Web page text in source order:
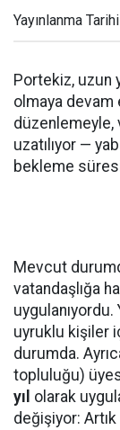
Yayınlanma
Portekiz, uzun
olmaya devam
düzenlemeyle,
uzatılıyor —
bekleme
Mevcut
vatandaşlığa
uygulanıyordu.
uyruklu kişiler
durumda.
topluluğu)
yıl olarak
değişiyor: